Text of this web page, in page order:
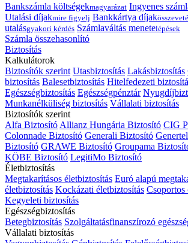
Bankszámla költségekmagyarázat Ingyenes
Utalási díjakmire figyelj Bankkártya díjak
utalásgyakori kérdés Számlaváltás menetelépések
Számla összehasonlító
Biztosítás
Kalkulátorok
Biztosítók szerint Utasbiztosítás Lakásbiztosítás
biztosítás Balesetbiztosítás Hitelfedezeti
Egészségbiztosítás Egészségpénztár
Munkanélküliség biztosítás Vállalati biztosítás
Biztosítók szerint
Alfa Biztosító Allianz Hungária Biztosító CIG
Colonnade Biztosító Generali Biztosító
Biztosító GRAWE Biztosító Groupama
KÖBE Biztosító LegitiMo Biztosító
Életbiztosítás
Megtakarításos életbiztosítás Euró alapú
életbiztosítás Kockázati életbiztosítás Csoportos
Kegyeleti biztosítás
Egészségbiztosítás
Betegbiztosítás Szolgáltatásfinanszírozó
Vállalati biztosítás